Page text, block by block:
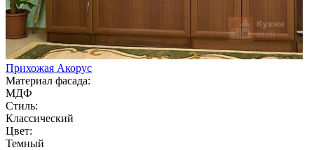
Прихожая Акорус
Материал фасада:
МДФ
Стиль:
Классический
Цвет:
Темный